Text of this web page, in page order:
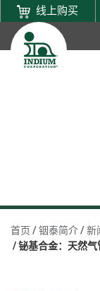
线上购买
首页 铟泰简介
新
铋基合金：天然